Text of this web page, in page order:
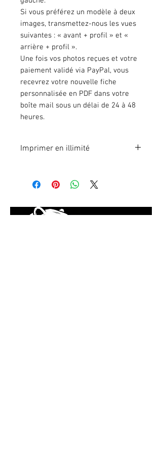
Si vous préférez un modèle à deux
images, transmettez-nous les vues
suivantes : « avant + profil » et «
arrière + profil ».
Une fois vos photos reçues et votre
paiement validé via PayPal, vous
recevrez votre nouvelle fiche
personnalisée en PDF dans votre
boîte mail sous un délai de 24 à 48
heures.
Imprimer en illimité
illimité.
d'état des lieux ? Nous pouvons le
personnaliser pour votre véhicule.